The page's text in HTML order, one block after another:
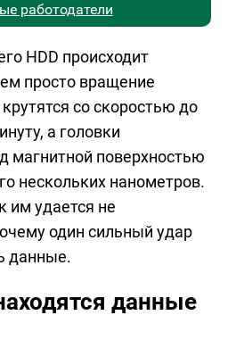
работодатели
HDD происходит
просто вращение
со скоростью до
а головки
магнитной поверхностью
нескольких нанометров.
им удается не
один сильный удар
данные.
данные